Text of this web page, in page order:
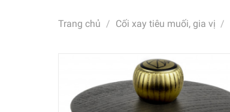
Trang chủ / Cối xay tiêu muối, gia vị /